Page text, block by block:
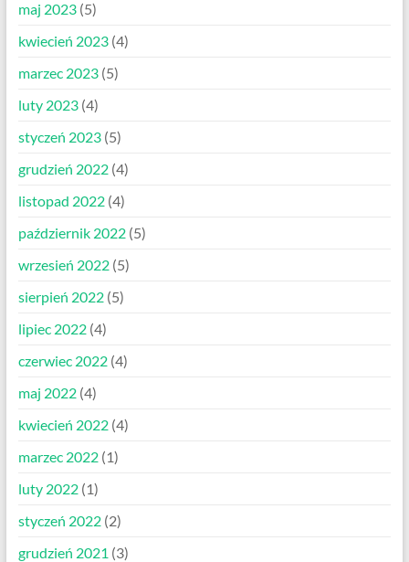
maj 2023(5)
kwiecień 2023(4)
marzec 2023(5)
luty 2023(4)
styczeń 2023(5)
grudzień 2022(4)
listopad 2022(4)
październik 2022(5)
wrzesień 2022(5)
sierpień 2022(5)
lipiec 2022(4)
czerwiec 2022(4)
maj 2022(4)
kwiecień 2022(4)
marzec 2022(1)
luty 2022(1)
styczeń 2022(2)
grudzień 2021 (3)